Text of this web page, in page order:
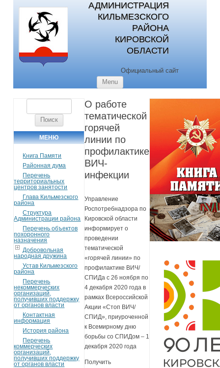
АДМИНИСТРАЦИЯ
КИЛЬМЕЗСКОГО
РАЙОНА
КИРОВСКОЙ
ОБЛАСТИ
Официальный сайт
Menu
МЕНЮ
Книга Памяти
Районная дума
Перечень
территориальных
центров занятости
Глава Кильмезского
района
Структура
Администрации района
Перечень объектов
похоронного
назначения
Добровольная
народная дружина
Устав Кильмезского
района
Перечень
некоммерческих
организаций,
получивших поддержку
от органов власти
Контактная
информация
История района
Перечень
коммерческих
организаций,
получивших поддержку
от органов власти
О работе
тематической
горячей
линии по
профилактике
ВИЧ-
инфекции
Управление
Роспотребнадзора по
Кировской области
информирует о
проведении
тематической
«горячей линии» по
профилактике ВИЧ/
СПИДа с 26 ноября по
4 декабря 2020 года в
рамках Всероссийской
Акции «Стоп ВИЧ/
СПИД», приуроченной
к Всемирному дню
борьбы со СПИДом – 1
декабря 2020 года
Получить